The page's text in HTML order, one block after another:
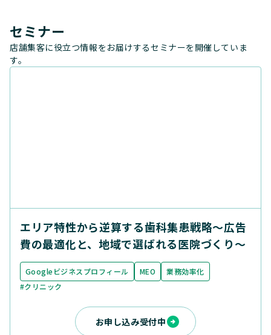
セミナー
店舗集客に役立つ情報をお届けするセミナーを開催していま
す。
エリア特性から逆算する歯科集患戦略〜広告
費の最適化と、地域で選ばれる医院づくり〜
Googleビジネスプロフィール MEO
業務効率化
#クリニック
お申し込み受付中